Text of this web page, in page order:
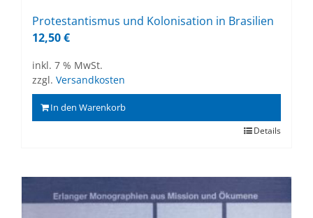
Pro­tes­tan­tis­mus und Ko­lo­ni­sa­ti­on in Bra­si­li­en
12,50€
inkl. 7 % MwSt.
zzgl. Versandkosten
In den Warenkorb
Details